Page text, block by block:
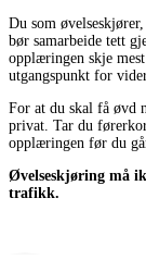
Du som
bør samarbeide tett
opplæringen skje
utgangspunkt for
For at du skal få øvd
privat. Tar du
opplæringen før du
Øvelseskjøring må
trafikk.